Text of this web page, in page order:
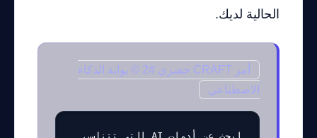
الحالية لديك.
أمر CRAFT حصري #2 © بوابة الذكاء
الاصطناعي